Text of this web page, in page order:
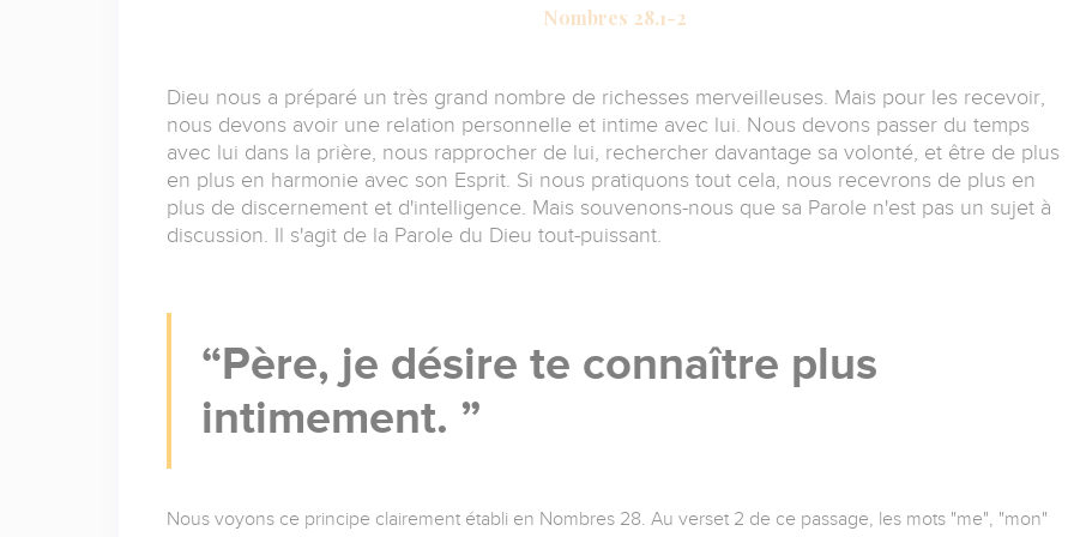
Nombres 28.1-2
Dieu nous a préparé un très grand nombre de richesses merveilleuses. Mais pour les recevoir,
nous devons avoir une relation personnelle et intime avec lui. Nous devons passer du temps
avec lui dans la prière, nous rapprocher de lui, rechercher davantage sa volonté, et être de plus
en plus en harmonie avec son Esprit. Si nous pratiquons tout cela, nous recevrons de plus en
plus de discernement et d'intelligence. Mais souvenons-nous que sa Parole n'est pas un sujet à
discussion. Il s'agit de la Parole du Dieu tout-puissant.
Père, je désire te connaître plus
intimement.
Nous voyons ce principe clairement établi en Nombres 28. Au verset 2 de ce passage, les mots "me", "mon"